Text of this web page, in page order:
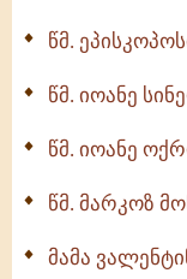
წმ.
წმ. იოანე
წმ. იოანე
წმ. მარკოზ
მამა